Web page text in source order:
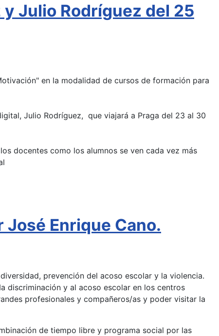
y Julio Rodríguez del 25
en la modalidad de cursos de formación para
Julio Rodríguez, que viajará a Praga del 23 al 30
docentes como los alumnos se ven cada vez más
José Enrique Cano.
prevención del acoso escolar y la violencia.
discriminación y al acoso escolar en los centros
profesionales y compañeros/as y poder visitar la
de tiempo libre y programa social por las